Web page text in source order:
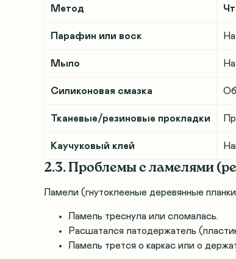
Метод
Парафин или воск
Мыло
Силиконовая смазка
Тканевые/резиновые прокладки
Каучуковый клей
2.3. Проблемы с ламелями
Ламели (гнутоклееные деревянные
Ламель треснула или сломалась.
Расшатался латодержатель
Ламель трется о каркас или о